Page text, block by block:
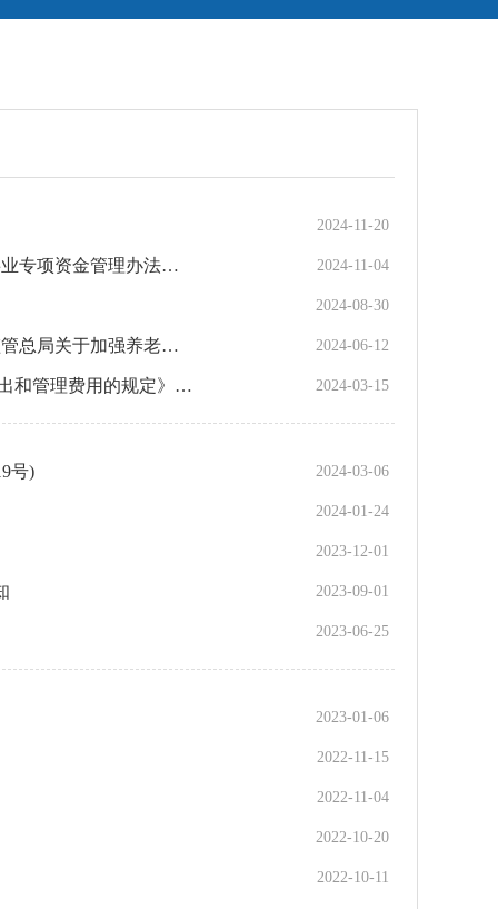
2024-11-20
益阳市民政局 益阳市财政局 关于印发《益阳市市级福彩公益金 支持福利事业专项资金管理办法》的通知 2024-11-04
2024-08-30
民政部 国家发展改革委 公安部 财政部 中国人民银行 市场监管总局 金融监管总局关于加强养老机构预收费监管的指导意见 2024-06-12
民政部 财政部 国家税务总局关于印发《关于慈善组织开展慈善活动年度支出和管理费用的规定》的通知｜常用政策法规 2024-03-15
号) 2024-03-06
2024-01-24
2023-12-01
2023-09-01
2023-06-25
2023-01-06
2022-11-15
2022-11-04
2022-10-20
2022-10-11